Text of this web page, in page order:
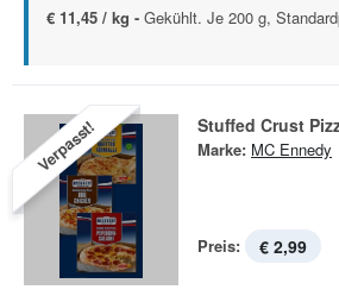
€ 11,45 / kg - Gekühlt. Je 200 g,
Verpasst! Stuffed Crust
Marke: MC Ennedy
Preis: € 2,99